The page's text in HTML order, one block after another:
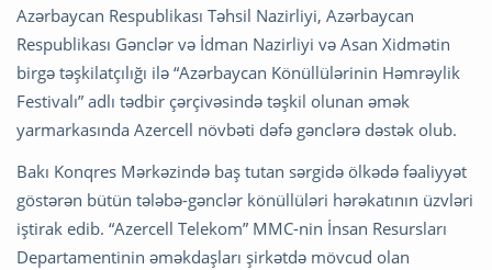
Azərbaycan Respublikası Təhsil Nazirliyi, Azərbaycan
Respublikası Gənclər və İdman Nazirliyi və Asan Xidmətin
birgə təşkilatçılığı ilə “Azərbaycan Könüllülərinin Həmrəylik
Festivalı” adlı tədbir çərçivəsində təşkil olunan əmək
yarmarkasında Azercell növbəti dəfə gənclərə dəstək olub.
Bakı Konqres Mərkəzində baş tutan sərgidə ölkədə fəaliyyət
göstərən bütün tələbə-gənclər könüllüləri hərəkatının üzvləri
iştirak edib. “Azercell Telekom” MMC-nin İnsan Resursları
Departamentinin əməkdaşları şirkətdə mövcud olan